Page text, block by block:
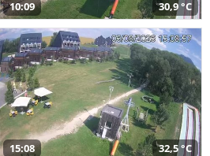
10:09 30,9 °C
15:08 32,5 °C